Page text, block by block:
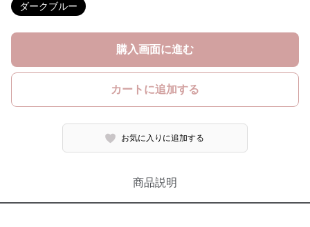
ダークブルー
購入画面に進む
カートに追加する
お気に入りに追加する
商品説明